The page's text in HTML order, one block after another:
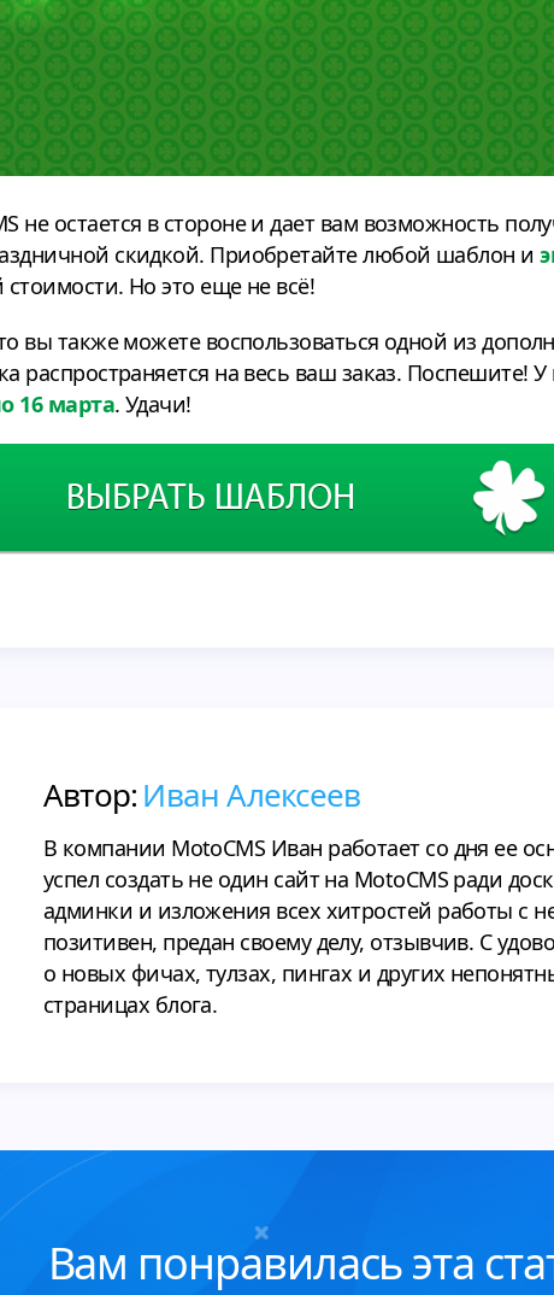
не остается в стороне и дает вам возможность
скидкой. Приобретайте любой шаблон и
Но это еще не всё!
вы также можете воспользоваться одной из
распространяется на весь ваш заказ. Поспешите! У
16 марта. Удачи!
Автор:Иван Алексеев
В компании MotoCMS Иван работает со дня ее
успел создать не один сайт на MotoCMS ради
админки и изложения всех хитростей работы с
позитивен, предан своему делу, отзывчив. С
о новых фичах, тулзах, пингах и других
страницах блога.
Вам понравилась эта